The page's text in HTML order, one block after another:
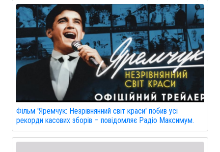
Фільм 'Яремчук: Незрівнянний світ краси' побив усі
рекорди касових зборів – повідомляє Радіо Максимум.